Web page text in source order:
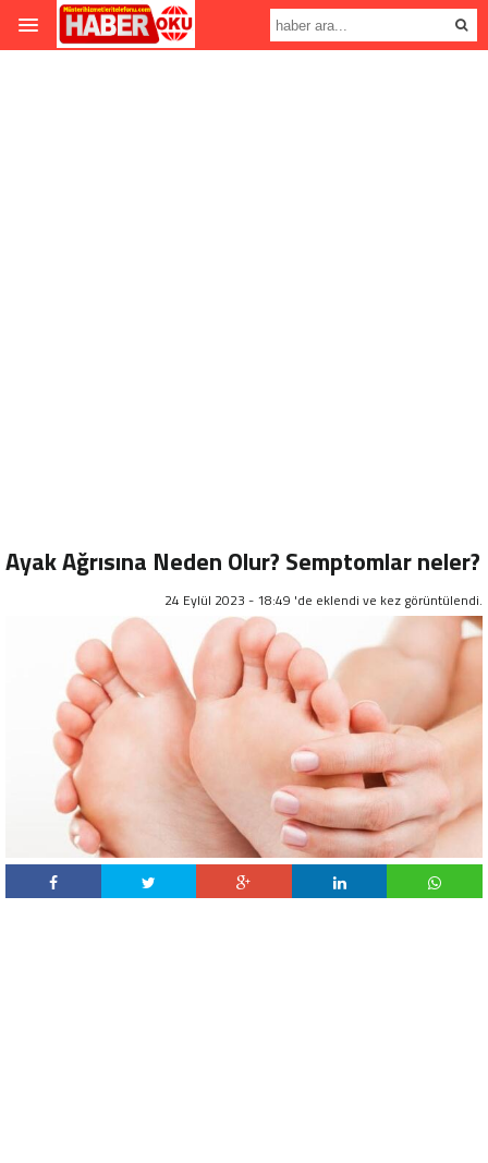
Ayak Ağrısına Neden Olur? Semptomlar neler?
24 Eylül 2023 - 18:49 'de eklendi ve kez görüntülendi.